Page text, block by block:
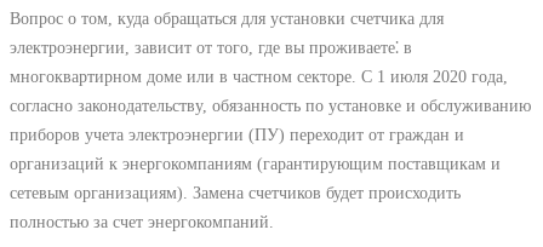
Вопрос о том, куда обращаться для установки счетчика для
электроэнергии, зависит от того, где вы проживаете⁚ в
многоквартирном доме или в частном секторе. С 1 июля 2020 года,
согласно законодательству, обязанность по установке и обслуживанию
приборов учета электроэнергии (ПУ) переходит от граждан и
организаций к энергокомпаниям (гарантирующим поставщикам и
сетевым организациям). Замена счетчиков будет происходить
полностью за счет энергокомпаний.